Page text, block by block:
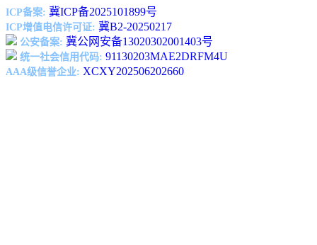
ICP备案: 冀ICP备2025101899号
ICP增值电信许可证: 冀B2-20250217
公安备案: 冀公网安备13020302001403号
统一社会信用代码: 91130203MAE2DRFM4U
AAA级信誉企业: XCXY202506202660